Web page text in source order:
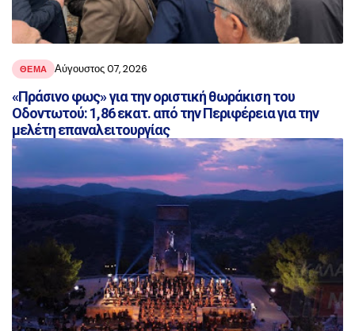
ΘΕΜΑ Αύγουστος 07, 2026
«Πράσινο φως» για την οριστική θωράκιση του
Οδοντωτού: 1,86 εκατ. από την Περιφέρεια για την
μελέτη επαναλειτουργίας